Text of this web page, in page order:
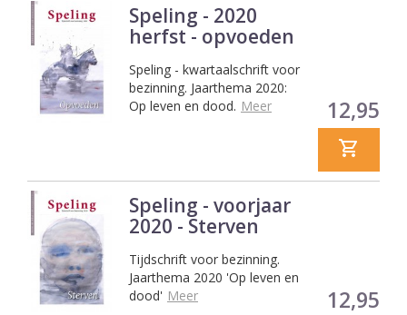
Speling - 2020
herfst - opvoeden
Speling - kwartaalschrift voor
bezinning. Jaarthema 2020:
Op leven en dood. Meer Prijs
12,95
Speling - voorjaar
2020 - Sterven
Tijdschrift voor bezinning.
Jaarthema 2020 'Op leven en
dood' Meer Prijs
12,95